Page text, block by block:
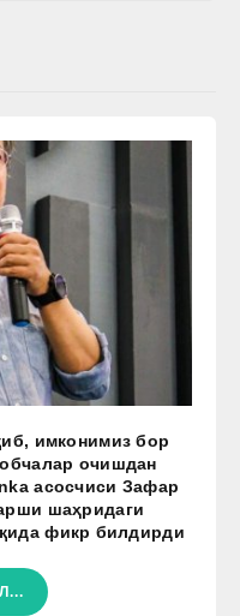
имконимиз бор
очишдан
асосчиси Зафар
шаҳридаги
фикр билдирди